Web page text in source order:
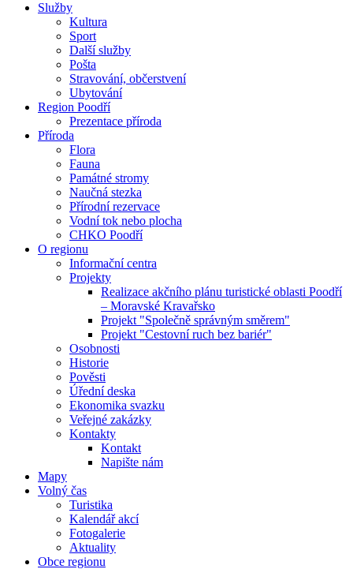
Služby
Kultura
Sport
Další služby
Pošta
Stravování, občerstvení
Ubytování
Region Poodří
Prezentace příroda
Příroda
Flora
Fauna
Památné stromy
Naučná stezka
Přírodní rezervace
Vodní tok nebo plocha
CHKO Poodří
O regionu
Informační centra
Projekty
Realizace akčního plánu turistické oblasti Poodří
– Moravské Kravařsko
Projekt "Společně správným směrem"
Projekt "Cestovní ruch bez bariér"
Osobnosti
Historie
Pověsti
Úřední deska
Ekonomika svazku
Veřejné zakázky
Kontakty
Kontakt
Napište nám
Mapy
Volný čas
Turistika
Kalendář akcí
Fotogalerie
Aktuality
Obce regionu